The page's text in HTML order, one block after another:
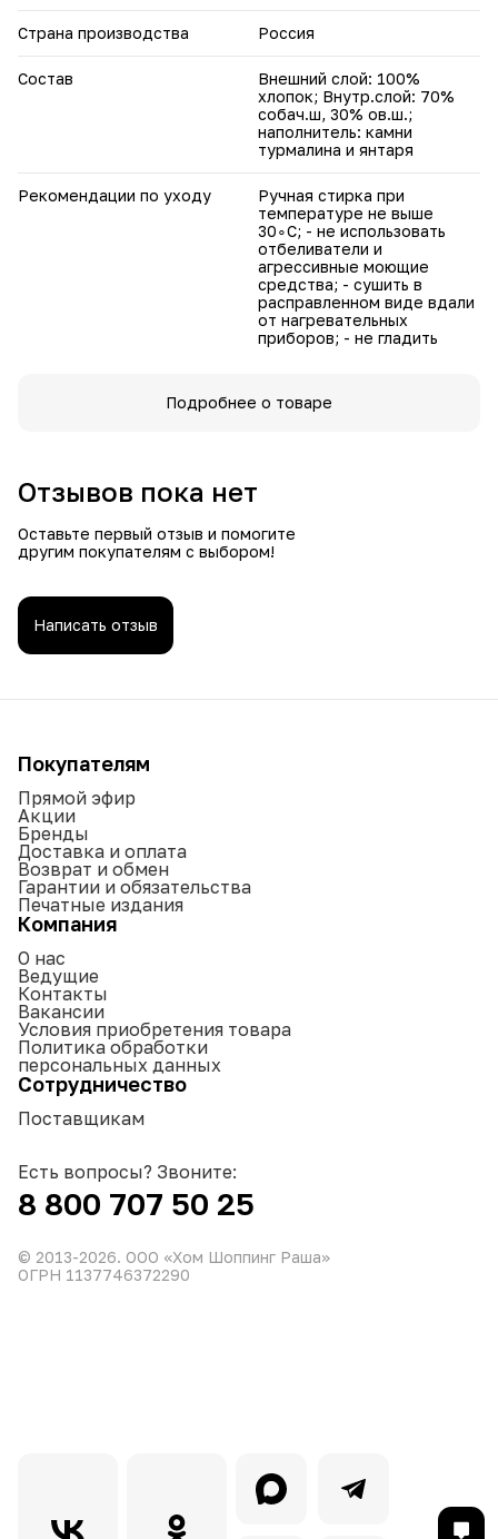
Страна производства Россия
Состав
Внешний слой: 100%
хлопок; Внутр.слой: 70%
собач.ш, 30% ов.ш.;
наполнитель: камни
турмалина и янтаря
Рекомендации по уходу
Ручная стирка при
температуре не выше
30∘C; - не использовать
отбеливатели и
агрессивные моющие
средства; - сушить в
расправленном виде вдали
от нагревательных
приборов; - не гладить
Подробнее о товаре
Отзывов пока нет
Оставьте первый отзыв и помогите
другим покупателям с выбором!
Написать отзыв
Покупателям
Прямой эфир
Акции
Бренды
Доставка и оплата
Возврат и обмен
Гарантии и обязательства
Печатные издания
Компания
О нас
Ведущие
Контакты
Вакансии
Условия приобретения товара
Политика обработки
персональных данных
Сотрудничество
Поставщикам
Есть вопросы? Звоните:
8 800 707 50 25
© 2013-2026. ООО «Хом Шоппинг Раша»
ОГРН 1137746372290